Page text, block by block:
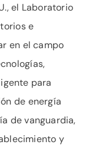
el Laboratorio
e
en el campo
para
de energía
de vanguardia,
y